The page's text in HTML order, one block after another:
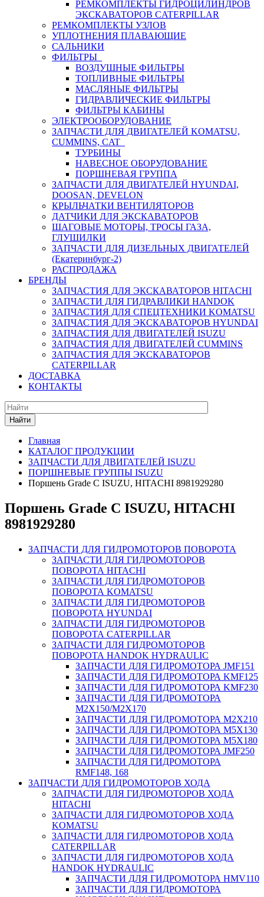
РЕМКОМПЛЕКТЫ ГИДРОЦИЛИНДРОВ
ЭКСКАВАТОРОВ CATERPILLAR
РЕМКОМПЛЕКТЫ УЗЛОВ
УПЛОТНЕНИЯ ПЛАВАЮЩИЕ
САЛЬНИКИ
ФИЛЬТРЫ
ВОЗДУШНЫЕ ФИЛЬТРЫ
ТОПЛИВНЫЕ ФИЛЬТРЫ
МАСЛЯНЫЕ ФИЛЬТРЫ
ГИДРАВЛИЧЕСКИЕ ФИЛЬТРЫ
ФИЛЬТРЫ КАБИНЫ
ЭЛЕКТРООБОРУДОВАНИЕ
ЗАПЧАСТИ ДЛЯ ДВИГАТЕЛЕЙ KOMATSU,
CUMMINS, CAT
ТУРБИНЫ
НАВЕСНОЕ ОБОРУДОВАНИЕ
ПОРШНЕВАЯ ГРУППА
ЗАПЧАСТИ ДЛЯ ДВИГАТЕЛЕЙ HYUNDAI,
DOOSAN, DEVELON
КРЫЛЬЧАТКИ ВЕНТИЛЯТОРОВ
ДАТЧИКИ ДЛЯ ЭКСКАВАТОРОВ
ШАГОВЫЕ МОТОРЫ, ТРОСЫ ГАЗА,
ГЛУШИЛКИ
ЗАПЧАСТИ ДЛЯ ДИЗЕЛЬНЫХ ДВИГАТЕЛЕЙ
(Екатеринбург-2)
РАСПРОДАЖА
БРЕНДЫ
ЗАПЧАСТИЯ ДЛЯ ЭКСКАВАТОРОВ HITACHI
ЗАПЧАСТИ ДЛЯ ГИДРАВЛИКИ HANDOK
ЗАПЧАСТИЯ ДЛЯ СПЕЦТЕХНИКИ KOMATSU
ЗАПЧАСТИЯ ДЛЯ ЭКСКАВАТОРОВ HYUNDAI
ЗАПЧАСТИЯ ДЛЯ ДВИГАТЕЛЕЙ ISUZU
ЗАПЧАСТИЯ ДЛЯ ДВИГАТЕЛЕЙ CUMMINS
ЗАПЧАСТИЯ ДЛЯ ЭКСКАВАТОРОВ
CATERPILLAR
ДОСТАВКА
КОНТАКТЫ
Найти
Главная
КАТАЛОГ ПРОДУКЦИИ
ЗАПЧАСТИ ДЛЯ ДВИГАТЕЛЕЙ ISUZU
ПОРШНЕВЫЕ ГРУППЫ ISUZU
Поршень Grade C ISUZU, HITACHI 8981929280
Поршень Grade C ISUZU, HITACHI
8981929280
ЗАПЧАСТИ ДЛЯ ГИДРОМОТОРОВ ПОВОРОТА
ЗАПЧАСТИ ДЛЯ ГИДРОМОТОРОВ
ПОВОРОТА HITACHI
ЗАПЧАСТИ ДЛЯ ГИДРОМОТОРОВ
ПОВОРОТА KOMATSU
ЗАПЧАСТИ ДЛЯ ГИДРОМОТОРОВ
ПОВОРОТА HYUNDAI
ЗАПЧАСТИ ДЛЯ ГИДРОМОТОРОВ
ПОВОРОТА CATERPILLAR
ЗАПЧАСТИ ДЛЯ ГИДРОМОТОРОВ
ПОВОРОТА HANDOK HYDRAULIC
ЗАПЧАСТИ ДЛЯ ГИДРОМОТОРА JMF151
ЗАПЧАСТИ ДЛЯ ГИДРОМОТОРА KMF125
ЗАПЧАСТИ ДЛЯ ГИДРОМОТОРА KMF230
ЗАПЧАСТИ ДЛЯ ГИДРОМОТОРА
M2X150/M2X170
ЗАПЧАСТИ ДЛЯ ГИДРОМОТОРА M2X210
ЗАПЧАСТИ ДЛЯ ГИДРОМОТОРА M5X130
ЗАПЧАСТИ ДЛЯ ГИДРОМОТОРА M5X180
ЗАПЧАСТИ ДЛЯ ГИДРОМОТОРА JMF250
ЗАПЧАСТИ ДЛЯ ГИДРОМОТОРА
RMF148, 168
ЗАПЧАСТИ ДЛЯ ГИДРОМОТОРОВ ХОДА
ЗАПЧАСТИ ДЛЯ ГИДРОМОТОРОВ ХОДА
HITACHI
ЗАПЧАСТИ ДЛЯ ГИДРОМОТОРОВ ХОДА
KOMATSU
ЗАПЧАСТИ ДЛЯ ГИДРОМОТОРОВ ХОДА
CATERPILLAR
ЗАПЧАСТИ ДЛЯ ГИДРОМОТОРОВ ХОДА
HANDOK HYDRAULIC
ЗАПЧАСТИ ДЛЯ ГИДРОМОТОРА HMV110
ЗАПЧАСТИ ДЛЯ ГИДРОМОТОРА